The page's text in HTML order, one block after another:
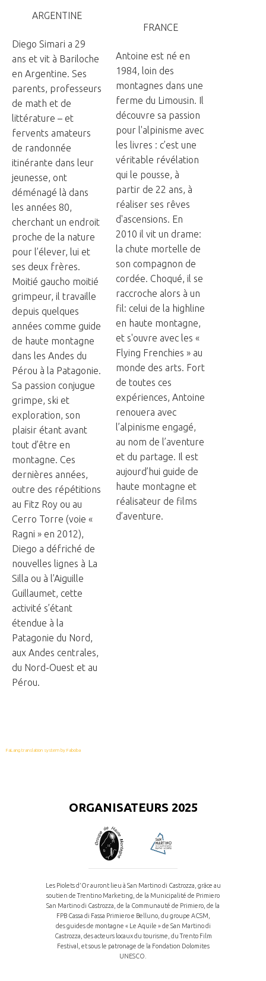
ARGENTINE
Diego Simari a 29
ans et vit à Bariloche
en Argentine. Ses
parents, professeurs
de math et de
littérature – et
fervents amateurs
de randonnée
itinérante dans leur
jeunesse, ont
déménagé là dans
les années 80,
cherchant un endroit
proche de la nature
pour l’élever, lui et
ses deux frères.
Moitié gaucho moitié
grimpeur, il travaille
depuis quelques
années comme guide
de haute montagne
dans les Andes du
Pérou à la Patagonie.
Sa passion conjugue
grimpe, ski et
exploration, son
plaisir étant avant
tout d’être en
montagne. Ces
dernières années,
outre des répétitions
au Fitz Roy ou au
Cerro Torre (voie «
Ragni » en 2012),
Diego a défriché de
nouvelles lignes à La
Silla ou à l’Aiguille
Guillaumet, cette
activité s’étant
étendue à la
Patagonie du Nord,
aux Andes centrales,
du Nord-Ouest et au
Pérou.
FRANCE
Antoine est né en
1984, loin des
montagnes dans une
ferme du Limousin. Il
découvre sa passion
pour l'alpinisme avec
les livres : c’est une
véritable révélation
qui le pousse, à
partir de 22 ans, à
réaliser ses rêves
d'ascensions. En
2010 il vit un drame:
la chute mortelle de
son compagnon de
cordée. Choqué, il se
raccroche alors à un
fil: celui de la highline
en haute montagne,
et s'ouvre avec les «
Flying Frenchies » au
monde des arts. Fort
de toutes ces
expériences, Antoine
renouera avec
l’alpinisme engagé,
au nom de l’aventure
et du partage. Il est
aujourd’hui guide de
haute montagne et
réalisateur de films
d’aventure.
FaLang translation system by Faboba
ORGANISATEURS 2025
Les Piolets d’Or auront lieu à San Martino di Castrozza, grâce au
soutien de Trentino Marketing, de la Municipalité de Primiero
San Martino di Castrozza, de la Communauté de Primiero, de la
FPB Cassa di Fassa Primiero e Belluno, du groupe ACSM,
des guides de montagne « Le Aquile » de San Martino di
Castrozza, des acteurs locaux du tourisme, du Trento Film
Festival, et sous le patronage de la Fondation Dolomites
UNESCO.